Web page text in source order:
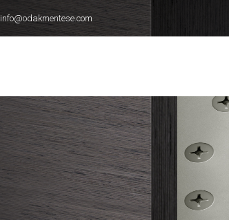
info@odakmentese.com